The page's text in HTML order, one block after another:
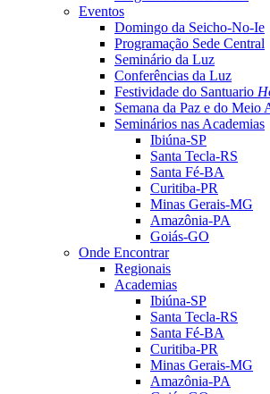
Eventos
Domingo da Seicho-No-Ie
Programação Sede Central
Seminário da Luz
Conferências da Luz
Festividade do Santuario
Semana da Paz e do Meio
Seminários nas Academias
Ibiúna-SP
Santa Tecla-RS
Santa Fé-BA
Curitiba-PR
Minas Gerais-MG
Amazônia-PA
Goiás-GO
Onde Encontrar
Regionais
Academias
Ibiúna-SP
Santa Tecla-RS
Santa Fé-BA
Curitiba-PR
Minas Gerais-MG
Amazônia-PA